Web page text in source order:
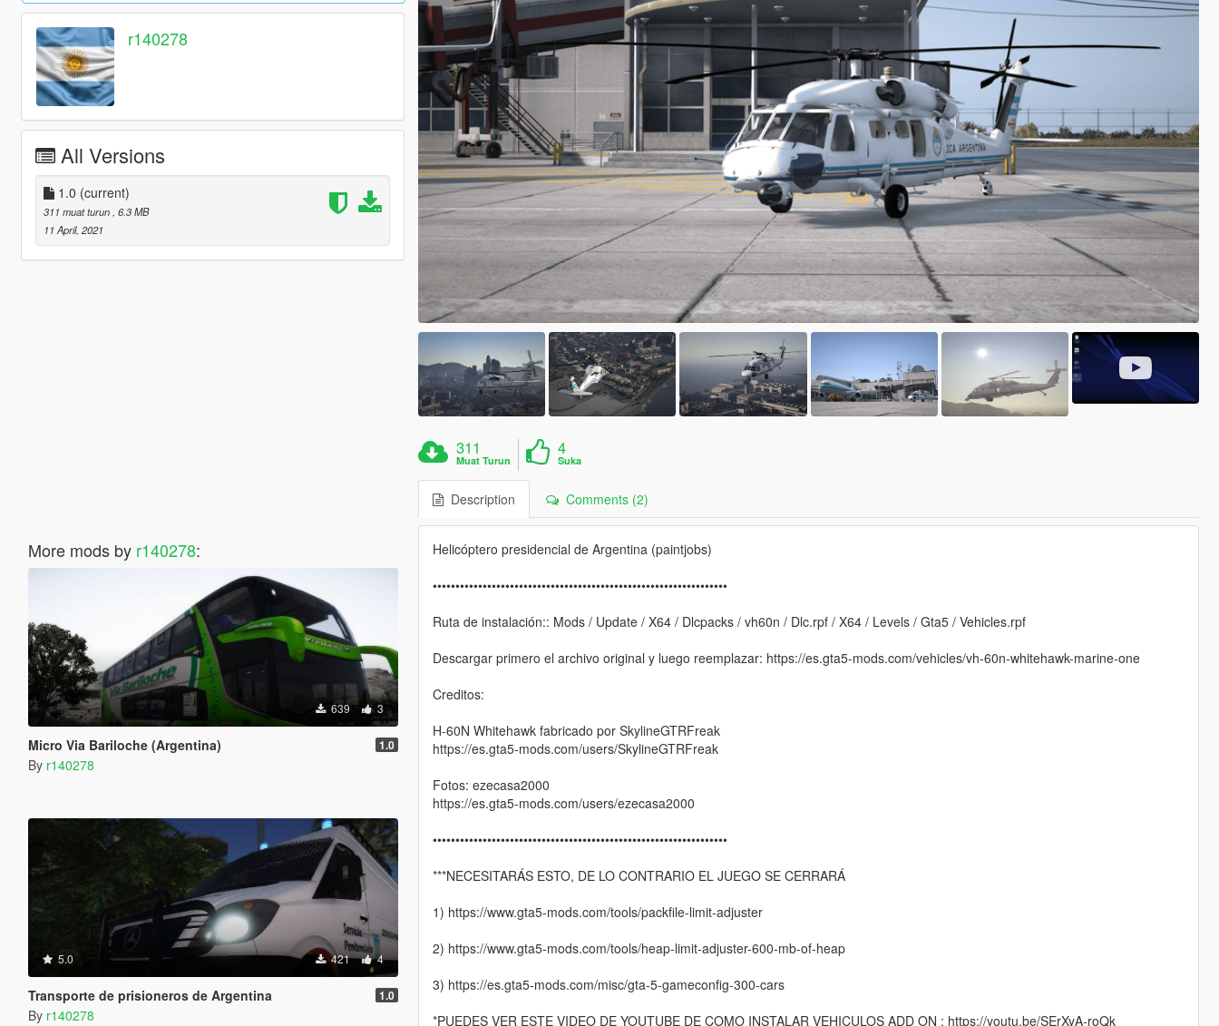
r140278
All Versions
1.0 (current)
311 muat turun , 6.3 MB
11 April, 2021
More mods by r140278:
639 3
Micro Via Bariloche (Argentina) 1.0
By r140278
5.0 421 4
Transporte de prisioneros de Argentina 1.0
By r140278
311
Muat Turun
4
Suka
Description Comments (2)
Helicóptero presidencial de Argentina (paintjobs)
•••••••••••••••••••••••••••••••••••••••••••••••••••••••••••••••••
Ruta de instalación:: Mods / Update / X64 / Dlcpacks / vh60n / Dlc.rpf / X64 / Levels / Gta5 / Vehicles.rpf
Descargar primero el archivo original y luego reemplazar: https://es.gta5-mods.com/vehicles/vh-60n-whitehawk-marine-one
Creditos:
H-60N Whitehawk fabricado por SkylineGTRFreak
https://es.gta5-mods.com/users/SkylineGTRFreak
Fotos: ezecasa2000
https://es.gta5-mods.com/users/ezecasa2000
•••••••••••••••••••••••••••••••••••••••••••••••••••••••••••••••••
***NECESITARÁS ESTO, DE LO CONTRARIO EL JUEGO SE CERRARÁ
1) https://www.gta5-mods.com/tools/packfile-limit-adjuster
2) https://www.gta5-mods.com/tools/heap-limit-adjuster-600-mb-of-heap
3) https://es.gta5-mods.com/misc/gta-5-gameconfig-300-cars
*PUEDES VER ESTE VIDEO DE YOUTUBE DE COMO INSTALAR VEHICULOS ADD ON : https://youtu.be/SErXyA-roQk